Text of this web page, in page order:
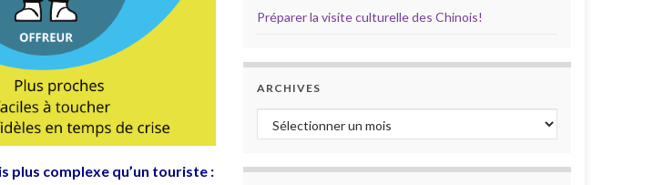
plus complexe qu’un touriste :
Préparer la visite culturelle des Chinois!
ARCHIVES
Archives